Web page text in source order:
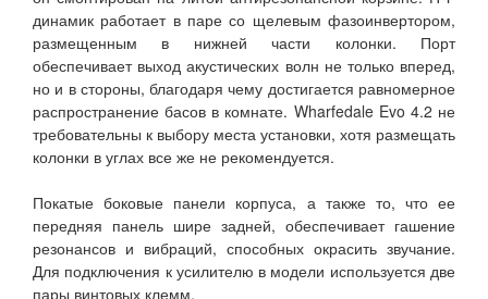
динамик работает в паре со щелевым фазоинвертором,
размещенным в нижней части колонки. Порт
обеспечивает выход акустических волн не только вперед,
но и в стороны, благодаря чему достигается равномерное
распространение басов в комнате. Wharfedale Evo 4.2 не
требовательны к выбору места установки, хотя размещать
колонки в углах все же не рекомендуется.
Покатые боковые панели корпуса, а также то, что ее
передняя панель шире задней, обеспечивает гашение
резонансов и вибраций, способных окрасить звучание.
Для подключения к усилителю в модели используется две
пары винтовых клемм.